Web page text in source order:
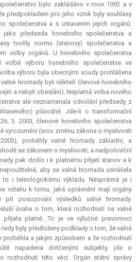
bylo zakládáno v roce 1992 a v
předpokladem pro jeho vznik byly souhlasy
společenstva a s ustavením jejich orgánů.
předseda honebního společenstva a
tvořily normu (stanovy) společenstva a
volby orgánů. U honebního společenstva
výboru honebního společenstva ve
výboru byla obecnými soudy prohlášena
hromady byli někteří členové honebního
a nebyli obesláni). Neplatná volba nového
ale neznamenala odvolání předsedy z
původně. Jde-li o transformační
3. 2003, členové honebního společenstva
vyrozuměni (srov. změnu zákona o myslivosti
proběhly valné hromady základní, a
se zákonem o myslivosti, a nadpoloviční
pak došlo i k platnému přijetí stanov a k
aby se valná hromada usnášela
i teleologickému výkladu. Nesprávná je i
vztahu k tomu, jaká oprávnění mají orgány
při posuzování výsledků valné hromady.
úvaha o tom, která rozhodnutí na valné
přijata platně. To je ve výlučné pravomoci
byly předloženy podklady o tom, že valná
proběhla a jakým způsobem a že rozhodnutí
napadena dotčenými subjekty, jde o
rozhodnutí této věci. Orgán státní správy